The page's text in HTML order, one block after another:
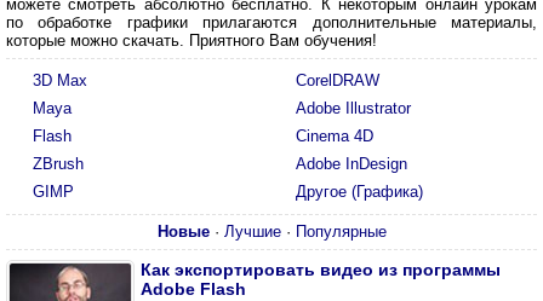
можете смотреть абсолютно бесплатно. К некоторым онлайн урокам
по обработке графики прилагаются дополнительные материалы,
которые можно скачать. Приятного Вам обучения!
3D Max
CorelDRAW
Maya
Adobe Illustrator
Flash
Cinema 4D
ZBrush
Adobe InDesign
GIMP
Другое (Графика)
Новые · Лучшие · Популярные
Как экспортировать видео из программы
Adobe Flash